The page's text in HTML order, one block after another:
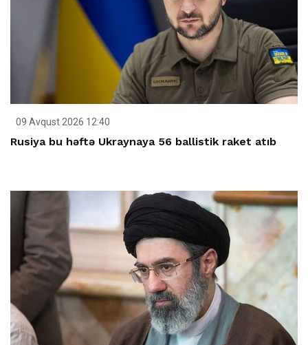
09 Avqust 2026 12:40
Rusiya bu həftə Ukraynaya 56 ballistik raket atıb